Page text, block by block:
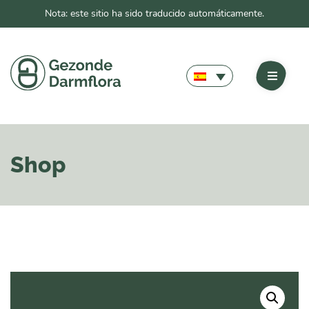
Nota: este sitio ha sido traducido automáticamente.
Shop